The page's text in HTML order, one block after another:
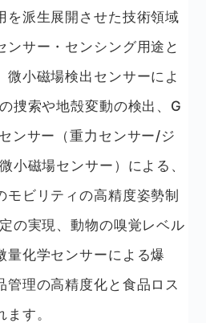
を派生展開させた技術領域
ンサー・センシング用途と
微小磁場検出センサーによ
捜索や地殻変動の検出、G
ンサー（重力センサー/ジ
小磁場センサー）による、
モビリティの高精度姿勢制
の実現、動物の嗅覚レベル
量化学センサーによる爆
管理の高精度化と食品ロス
す。